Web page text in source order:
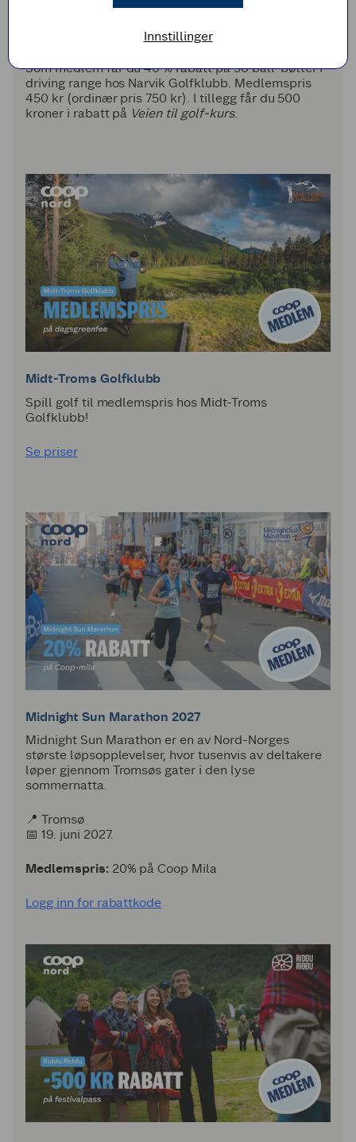
Som medlem får du 40 % rabatt på 30 ball-bøtter i
driving range hos Narvik Golfklubb. Medlemspris
450 kr (ordinær pris 750 kr). I tillegg får du 500
kroner i rabatt på Veien til golf-kurs.
Midt-Troms Golfklubb
Spill golf til medlemspris hos Midt-Troms
Golfklubb!
Se priser
Midnight Sun Marathon 2027
Midnight Sun Marathon er en av Nord-Norges
største løpsopplevelser, hvor tusenvis av deltakere
løper gjennom Tromsøs gater i den lyse
sommernatta.
📍 Tromsø
📅 19. juni 2027.
Medlemspris: 20% på Coop Mila
Logg inn for rabattkode
Innstillinger